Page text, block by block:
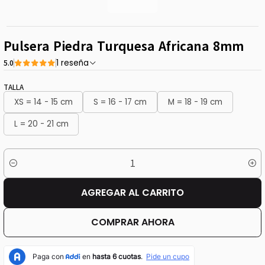
Pulsera Piedra Turquesa Africana 8mm
5.0 1 reseña
TALLA
XS = 14 - 15 cm S = 16 - 17 cm
M = 18 - 19 cm
L = 20 - 21 cm
Cantidad
AGREGAR AL CARRITO
COMPRAR AHORA